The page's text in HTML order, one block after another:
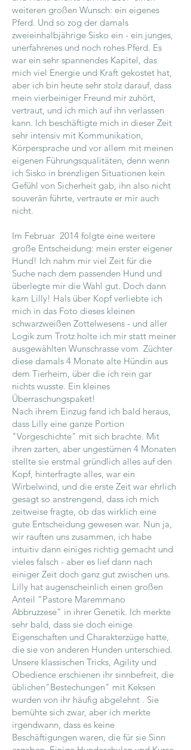
weiteren großen Wunsch: ein eigenes
Pferd. Und so zog der damals
zweieinhalbjährige Sisko ein - ein junges,
unerfahrenes und noch rohes Pferd. Es
war ein sehr spannendes Kapitel, das
mich viel Energie und Kraft gekostet hat,
aber ich bin heute sehr stolz darauf, dass
mein vierbeiniger Freund mir zuhört,
vertraut, und ich mich auf ihn verlassen
kann. Ich beschäftigte mich in dieser Zeit
sehr intensiv mit Kommunikation,
Körpersprache und vor allem mit meinen
eigenen Führungsqualitäten, denn wenn
ich Sisko in brenzligen Situationen kein
Gefühl von Sicherheit gab, ihn also nicht
souverän führte, vertraute er mir auch
nicht.
Im Februar 2014 folgte eine weitere
große Entscheidung: mein erster eigener
Hund! Ich nahm mir viel Zeit für die
Suche nach dem passenden Hund und
überlegte mir die Wahl gut. Doch dann
kam Lilly! Hals über Kopf verliebte ich
mich in das Foto dieses kleinen
schwarzweißen Zottelwesens - und aller
Logik zum Trotz holte ich mir statt meiner
ausgewählten Wunschrasse vom Züchter
diese damals 4 Monate alte Hündin aus
dem Tierheim, über die ich rein gar
nichts wusste. Ein kleines
Überraschungspaket!
Nach ihrem Einzug fand ich bald heraus,
dass Lilly eine ganze Portion
"Vorgeschichte" mit sich brachte. Mit
ihren zarten, aber ungestümen 4 Monaten
stellte sie erstmal gründlich alles auf den
Kopf, hinterfragte alles, war ein
Wirbelwind, und die erste Zeit war ehrlich
gesagt so anstrengend, dass ich mich
zeitweise fragte, ob das wirklich eine
gute Entscheidung gewesen war. Nun ja,
wir rauften uns zusammen, ich habe
intuitiv dann einiges richtig gemacht und
vieles falsch - aber es lief dann nach
einiger Zeit doch ganz gut zwischen uns.
Lilly hat augenscheinlich einen großen
Anteil “Pastore Maremmano
Abbruzzese“ in ihrer Genetik. Ich merkte
sehr bald, dass sie doch einige
Eigenschaften und Charakterzüge hatte,
die sie von anderen Hunden unterschied.
Unsere klassischen Tricks, Agility und
Obedience erschienen ihr sinnbefreit, die
üblichen"Bestechungen" mit Keksen
wurden von ihr häufig abgelehnt . Sie
bemühte sich zwar, aber ich merkte
irgendwann, dass es keine
Beschäftigungen waren, die für sie Sinn